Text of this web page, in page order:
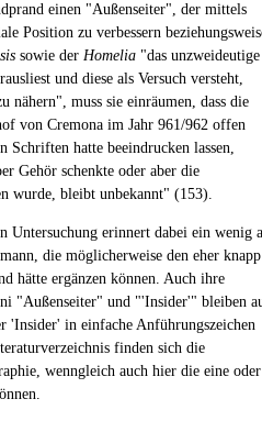
einen "Außenseiter", der mittels
Position zu verbessern
sowie der Homelia "das unzweideutige
und diese als Versuch versteht,
nähern", muss sie einräumen, dass die
von Cremona im Jahr 961/962 offen
Schriften hatte beeindrucken lassen,
Gehör schenkte oder aber die
wurde, bleibt unbekannt" (153).
Untersuchung erinnert dabei ein wenig
die möglicherweise den eher knapp
hätte ergänzen können. Auch ihre
"Außenseiter" und "'Insider'" bleiben
'Insider' in einfache Anführungszeichen
finden sich die
wenngleich auch hier die eine oder